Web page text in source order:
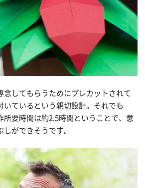
念してもらうためにプレカットされて
いているという親切設計。それでも
所要時間は約2.5時間ということで、意
ができそうです。